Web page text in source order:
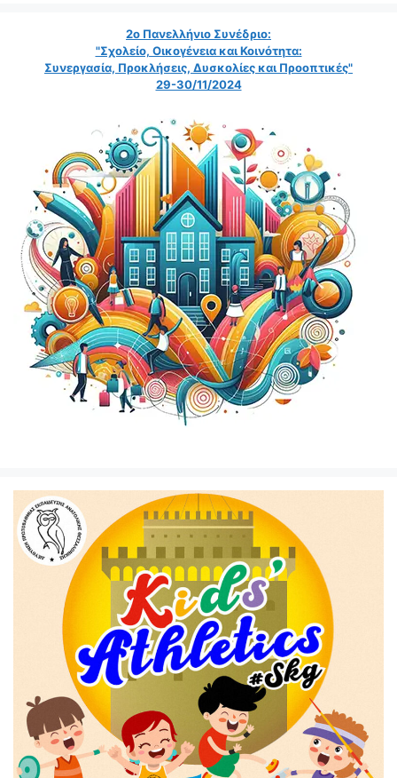
2ο Πανελλήνιο Συνέδριο:
"Σχολείο, Οικογένεια και Κοινότητα:
Συνεργασία, Προκλήσεις, Δυσκολίες και Προοπτικές"
29-30/11/2024